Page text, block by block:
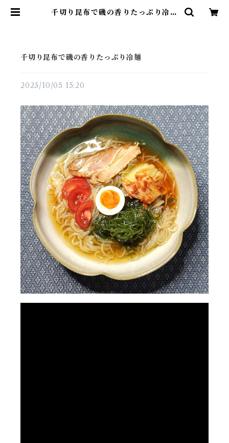
千切り昆布で磯の香りたっぷり冷麺
千切り昆布で磯の香りたっぷり冷麺
2023/10/05 15:20